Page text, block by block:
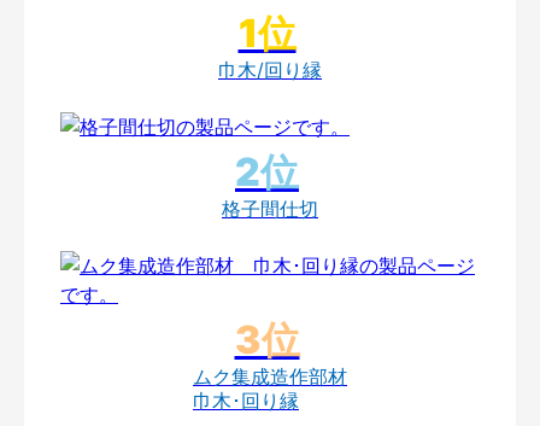
巾木/回り縁
格子間仕切
ムク集成造作部材
巾木･回り縁